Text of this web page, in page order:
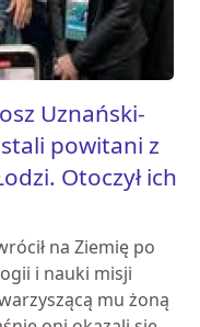
Uznański-
powitani z
Otoczył ich
na Ziemię po
i nauki misji
mu żoną